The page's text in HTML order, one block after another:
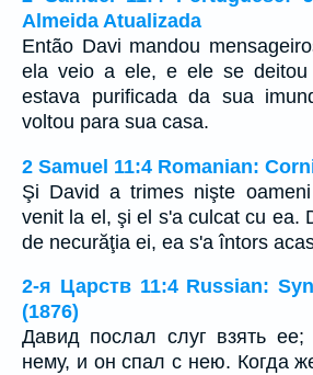
Almeida Atualizada
Então Davi mandou
ela veio a ele, e ele se
estava purificada da sua
voltou para sua casa.
2 Samuel 11:4 Romanian:
Şi David a trimes nişte
venit la el, şi el s'a culcat cu ea.
de necurăţia ei, ea s'a întors
2-я Царств 11:4 Russian:
(1876)
Давид послал слуг взять
нему, и он спал с нею. Когда